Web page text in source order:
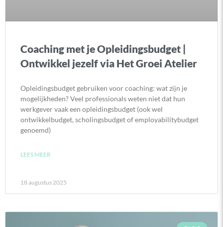
Coaching met je Opleidingsbudget |
Ontwikkel jezelf via Het Groei Atelier
Opleidingsbudget gebruiken voor coaching: wat zijn je
mogelijkheden? Veel professionals weten niet dat hun
werkgever vaak een opleidingsbudget (ook wel
ontwikkelbudget, scholingsbudget of employabilitybudget
genoemd)
LEES MEER
18 augustus 2025